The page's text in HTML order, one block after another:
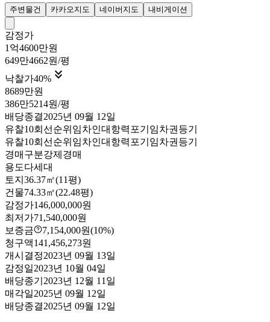
주변물건 카카오지도 네이버지도 내비게이션
감정가
1억4600만원
649만4662원/평
낙찰가40% 
8689만원
386만5214원/평
배당종결2025년 09월 12일
유찰10회 선순위임차인대항력포기 임차권등기
유찰10회 선순위임차인대항력포기 임차권등기
경매구분강제경매
용도다세대
토지 36.37㎡(11평)
건물74.33㎡(22.48평)
감정가146,000,000원
최저가71,540,000원
보증금
7,154,000원(10%)
청구액141,456,273원
개시결정2023년 09월 13일
감정일2023년 10월 04일
배당종기 2023년 12월 11일
매각일2025년 09월 12일
배당종결2025년 09월 12일